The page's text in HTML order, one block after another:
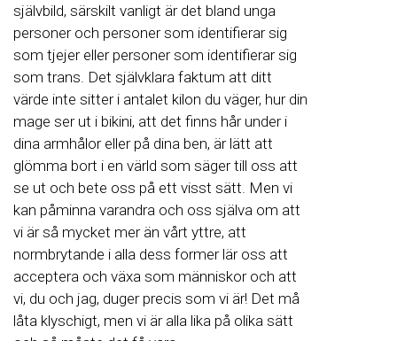
självbild, särskilt vanligt är det bland unga
personer och personer som identifierar sig
som tjejer eller personer som identifierar sig
som trans. Det självklara faktum att ditt
värde inte sitter i antalet kilon du väger, hur din
mage ser ut i bikini, att det finns hår under i
dina armhålor eller på dina ben, är lätt att
glömma bort i en värld som säger till oss att
se ut och bete oss på ett visst sätt. Men vi
kan påminna varandra och oss själva om att
vi är så mycket mer än vårt yttre, att
normbrytande i alla dess former lär oss att
acceptera och växa som människor och att
vi, du och jag, duger precis som vi är! Det må
låta klyschigt, men vi är alla lika på olika sätt